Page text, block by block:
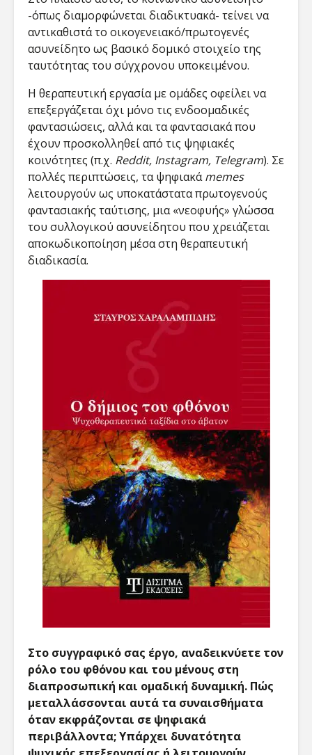
-όπως διαμορφώνεται διαδικτυακά- τείνει να
αντικαθιστά το οικογενειακό/πρωτογενές
ασυνείδητο ως βασικό δομικό στοιχείο της
ταυτότητας του σύγχρονου υποκειμένου​.
Η θεραπευτική εργασία με ομάδες οφείλει να
επεξεργάζεται όχι μόνο τις ενδοομαδικές
φαντασιώσεις, αλλά και τα φαντασιακά που
έχουν προσκολληθεί από τις ψηφιακές
κοινότητες (π.χ. Reddit, Instagram, Telegram). Σε
πολλές περιπτώσεις, τα ψηφιακάmemes
λειτουργούν ως υποκατάστατα πρωτογενούς
φαντασιακής ταύτισης, μια «νεοφυής» γλώσσα
του συλλογικού ασυνείδητου που χρειάζεται
αποκωδικοποίηση μέσα στη θεραπευτική
διαδικασία.
Στο συγγραφικό σας έργο, αναδεικνύετε τον
ρόλο του φθόνου και του μένους στη
διαπροσωπική και ομαδική δυναμική. Πώς
μεταλλάσσονται αυτά τα συναισθήματα
όταν εκφράζονται σε ψηφιακά
περιβάλλοντα; Υπάρχει δυνατότητα